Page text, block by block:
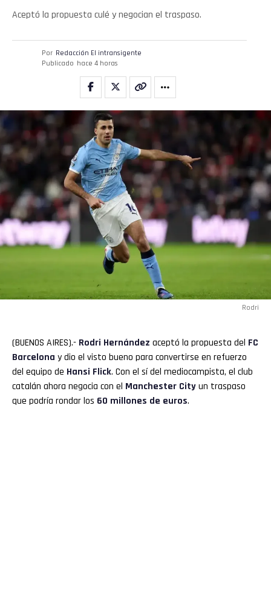
Aceptó la propuesta culé y negocian el traspaso.
Por Redacción El intransigente
Publicado hace 4 horas
Rodri
(BUENOS AIRES).- Rodri Hernández aceptó la propuesta del FC
Barcelona y dio el visto bueno para convertirse en refuerzo
del equipo de Hansi Flick. Con el sí del mediocampista, el club
catalán ahora negocia con el Manchester Cityun traspaso
que podría rondar los 60 millones de euros.